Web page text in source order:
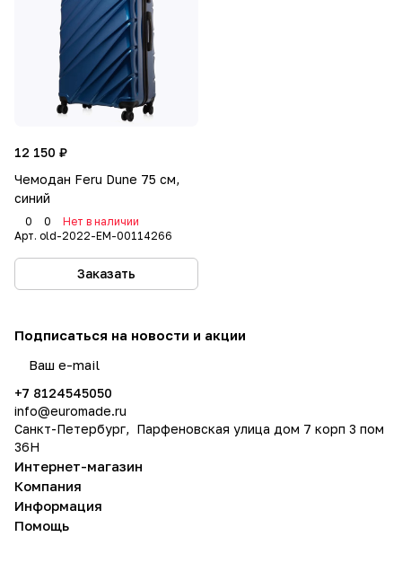
12 150 ₽
Чемодан Feru Dune 75 см,
синий
0 0
Нет в наличии
Арт. old-2022-EM-00114266
Заказать
Подписаться на новости и акции
+7 8124545050
info@euromade.ru
Санкт-Петербург, Парфеновская улица дом 7 корп 3 пом
36Н
Интернет-магазин
Компания
Информация
Помощь